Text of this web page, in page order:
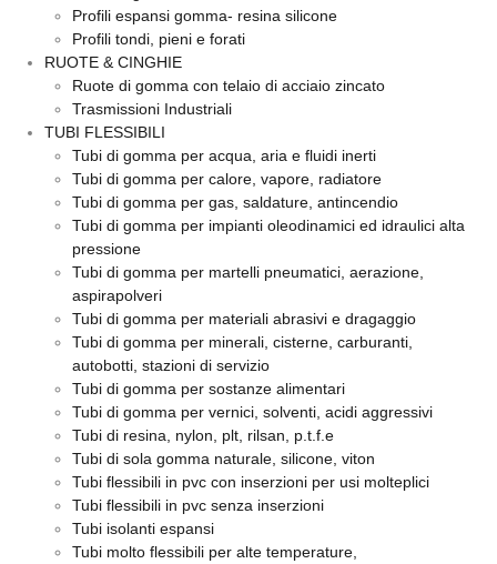
Profili espansi gomma- resina silicone
Profili tondi, pieni e forati
RUOTE & CINGHIE
Ruote di gomma con telaio di acciaio zincato
Trasmissioni Industriali
TUBI FLESSIBILI
Tubi di gomma per acqua, aria e fluidi inerti
Tubi di gomma per calore, vapore, radiatore
Tubi di gomma per gas, saldature, antincendio
Tubi di gomma per impianti oleodinamici ed idraulici alta
pressione
Tubi di gomma per martelli pneumatici, aerazione,
aspirapolveri
Tubi di gomma per materiali abrasivi e dragaggio
Tubi di gomma per minerali, cisterne, carburanti,
autobotti, stazioni di servizio
Tubi di gomma per sostanze alimentari
Tubi di gomma per vernici, solventi, acidi aggressivi
Tubi di resina, nylon, plt, rilsan, p.t.f.e
Tubi di sola gomma naturale, silicone, viton
Tubi flessibili in pvc con inserzioni per usi molteplici
Tubi flessibili in pvc senza inserzioni
Tubi isolanti espansi
Tubi molto flessibili per alte temperature,